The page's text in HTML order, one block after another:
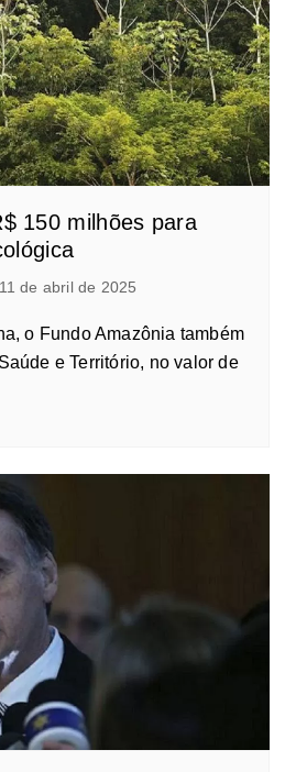
150 milhões para
11 de abril de 2025
o Fundo Amazônia também
e Território, no valor de